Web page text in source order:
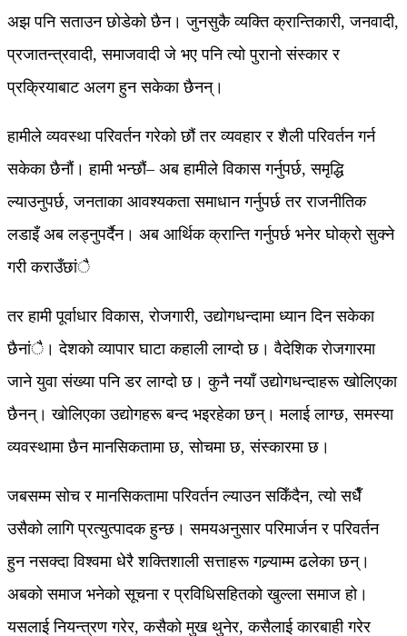
अझ पनि सताउन छोडेको छैन। जुनसुकै व्यक्ति क्रान्तिकारी, जनवादी,
प्रजातन्त्रवादी, समाजवादी जे भए पनि त्यो पुरानो संस्कार र
प्रक्रियाबाट अलग हुन सकेका छैनन्।
हामीले व्यवस्था परिवर्तन गरेको छौं तर व्यवहार र शैली परिवर्तन गर्न
सकेका छैनौं। हामी भन्छौं– अब हामीले विकास गर्नुपर्छ, समृद्धि
ल्याउनुपर्छ, जनताका आवश्यकता समाधान गर्नुपर्छ तर राजनीतिक
लडाइँ अब लड्नुपर्दैन। अब आर्थिक क्रान्ति गर्नुपर्छ भनेर घोक्रो सुक्ने
गरी कराउँछांै
तर हामी पूर्वाधार विकास, रोजगारी, उद्योगधन्दामा ध्यान दिन सकेका
छैनांै। देशको व्यापार घाटा कहाली लाग्दो छ। वैदेशिक रोजगारमा
जाने युवा संख्या पनि डर लाग्दो छ। कुनै नयाँ उद्योगधन्दाहरू खोलिएका
छैनन्। खोलिएका उद्योगहरू बन्द भइरहेका छन्। मलाई लाग्छ, समस्या
व्यवस्थामा छैन मानसिकतामा छ, सोचमा छ, संस्कारमा छ।
जबसम्म सोच र मानसिकतामा परिवर्तन ल्याउन सकिँदैन, त्यो सधैँ
उसैको लागि प्रत्युत्पादक हुन्छ। समयअनुसार परिमार्जन र परिवर्तन
हुन नसक्दा विश्वमा धेरै शक्तिशाली सत्ताहरू गल्र्याम्म ढलेका छन्।
अबको समाज भनेको सूचना र प्रविधिसहितको खुल्ला समाज हो।
यसलाई नियन्त्रण गरेर, कसैको मुख थुनेर, कसैलाई कारबाही गरेर